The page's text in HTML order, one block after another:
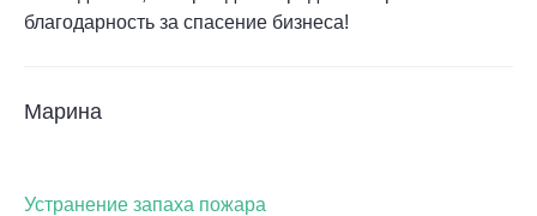
благодарность за спасение бизнеса!
Марина
Устранение запаха пожара